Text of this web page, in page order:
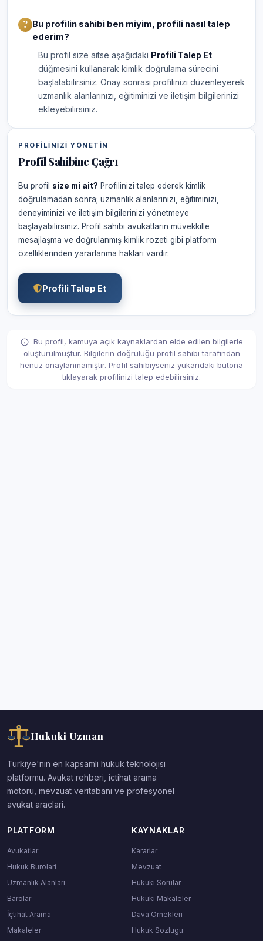
Bu profilin sahibi ben miyim, profili nasıl talep
ederim?
Bu profil size aitse aşağıdaki Profili Talep Et
düğmesini kullanarak kimlik doğrulama sürecini
başlatabilirsiniz. Onay sonrası profilinizi düzenleyerek
uzmanlık alanlarınızı, eğitiminizi ve iletişim bilgilerinizi
ekleyebilirsiniz.
PROFILINIZI YÖNETIN
Profil Sahibine Çağrı
Bu profil size mi ait? Profilinizi talep ederek kimlik
doğrulamadan sonra; uzmanlık alanlarınızı, eğitiminizi,
deneyiminizi ve iletişim bilgilerinizi yönetmeye
başlayabilirsiniz. Profil sahibi avukatların müvekkille
mesajlaşma ve doğrulanmış kimlik rozeti gibi platform
özelliklerinden yararlanma hakları vardır.
Profili Talep Et
Bu profil, kamuya açık kaynaklardan elde edilen bilgilerle
oluşturulmuştur. Bilgilerin doğruluğu profil sahibi tarafından
henüz onaylanmamıştır. Profil sahibiyseniz yukarıdaki butona
tıklayarak profilinizi talep edebilirsiniz.
Hukuki Uzman
Turkiye'nin en kapsamli hukuk teknolojisi
platformu. Avukat rehberi, ictihat arama
motoru, mevzuat veritabani ve profesyonel
avukat araclari.
PLATFORM
Avukatlar
Hukuk Burolari
Uzmanlik Alanlari
Barolar
İçtihat Arama
Makaleler
KAYNAKLAR
Kararlar
Mevzuat
Hukuki Sorular
Hukuki Makaleler
Dava Ornekleri
Hukuk Sozlugu